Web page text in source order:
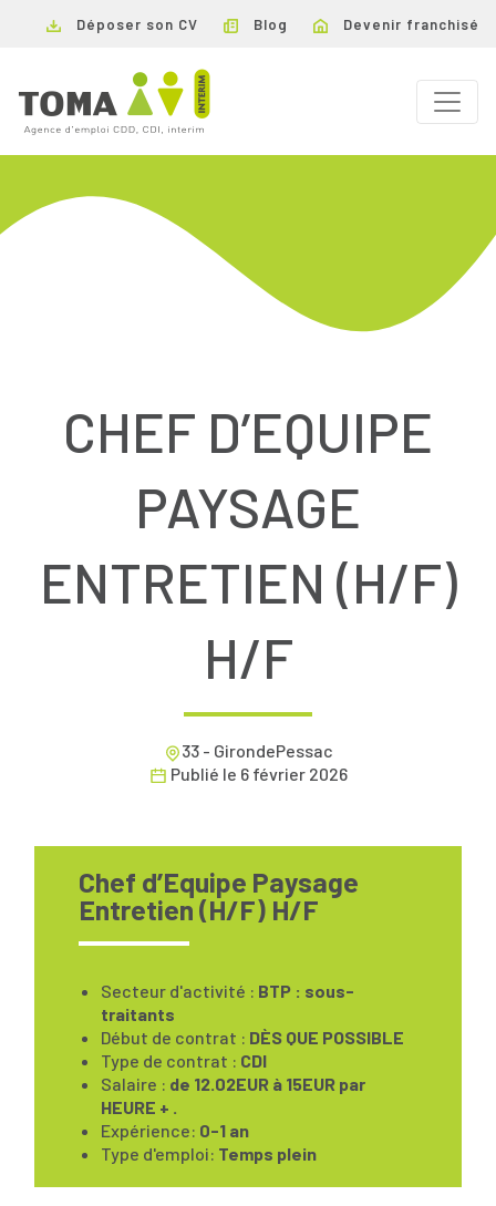
Déposer son CV Blog Devenir franchisé
CHEF D’EQUIPE
PAYSAGE
ENTRETIEN (H/F)
H/F
33 - GirondePessac
Publié le 6 février 2026
Chef d’Equipe Paysage
Entretien (H/F) H/F
Secteur d'activité : BTP : sous-
traitants
Début de contrat : DÈS QUE POSSIBLE
Type de contrat : CDI
Salaire : de 12.02EUR à 15EUR par
HEURE + .
Expérience: 0-1 an
Type d'emploi: Temps plein